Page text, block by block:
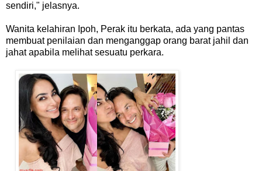
sendiri," jelasnya.
Wanita kelahiran Ipoh, Perak itu berkata, ada yang pantas
membuat penilaian dan menganggap orang barat jahil dan
jahat apabila melihat sesuatu perkara.